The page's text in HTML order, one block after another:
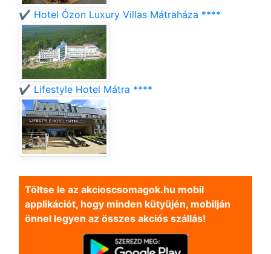
✔️ Hotel Ózon Luxury Villas Mátraháza ****
✔️ Lifestyle Hotel Mátra ****
Töltse le az akcioscsomagok.hu mobil
applikációt, hogy minden kütyüjén, mobilján
önnel legyen az összes akciós szállás!